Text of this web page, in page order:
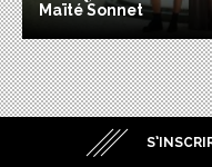
Maïté Sonnet